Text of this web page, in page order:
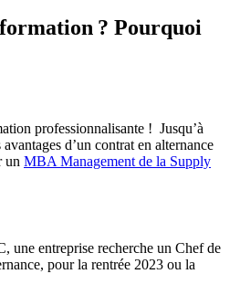
? Pourquoi
professionnalisante ! Jusqu’à
d’un contrat en alternance
un MBA Management de la Supply
une entreprise recherche un Chef de
pour la rentrée 2023 ou la